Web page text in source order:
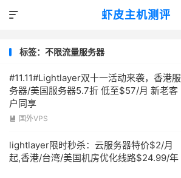
虾皮主机测评

标签：不限流量服务器
#11.11#Lightlayer双十一活动来袭，香港服
务器/美国服务器5.7折 低至$57/月 新老客
户同享
 国外VPS
lightlayer限时秒杀：云服务器特价$2/月
起,香港/台湾/美国机房优化线路$24.99/年